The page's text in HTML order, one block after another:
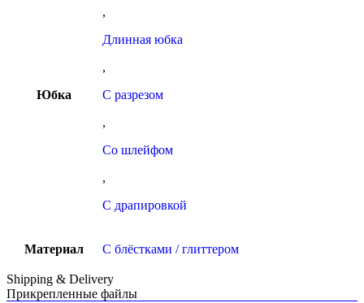
Юбка
,
Длинная юбка
,
С разрезом
,
Со шлейфом
,
С драпировкой
Материал С блёстками / глиттером
Shipping & Delivery
Прикрепленные файлы